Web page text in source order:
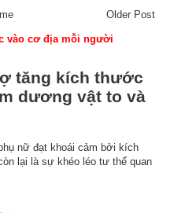
Older Post
vào cơ địa mỗi người
tăng kích thước
dương vật to và
nữ đạt khoái cảm bởi kích
lại là sự khéo léo tư thế quan